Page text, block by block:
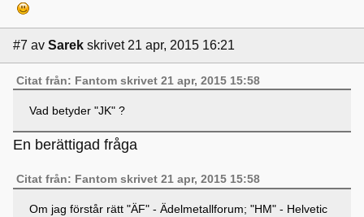
#7 av Sarek skrivet 21 apr, 2015 16:21
Citat från: Fantom skrivet 21 apr, 2015 15:58
Vad betyder "JK" ?
En berättigad fråga
Citat från: Fantom skrivet 21 apr, 2015 15:58
Om jag förstår rätt "ÄF" - Ädelmetallforum; "HM" - Helvetic